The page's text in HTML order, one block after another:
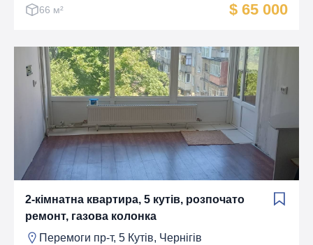
66 м² $ 65 000
2-кімнатна квартира, 5 кутів, розпочато
ремонт, газова колонка
Перемоги пр-т, 5 Кутiв, Чернігів